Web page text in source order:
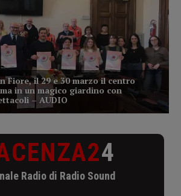
4
Radio di Radio Sound